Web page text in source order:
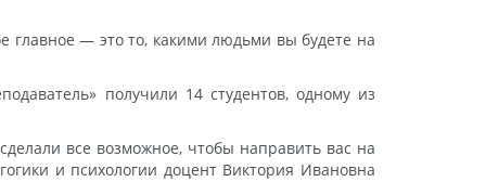
главное — это то, какими людьми вы будете на
получили 14 студентов, одному из
все возможное, чтобы направить вас на
и психологии доцент Виктория Ивановна